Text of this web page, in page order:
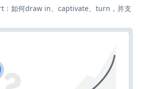
：如何draw in、captivate、turn，并支